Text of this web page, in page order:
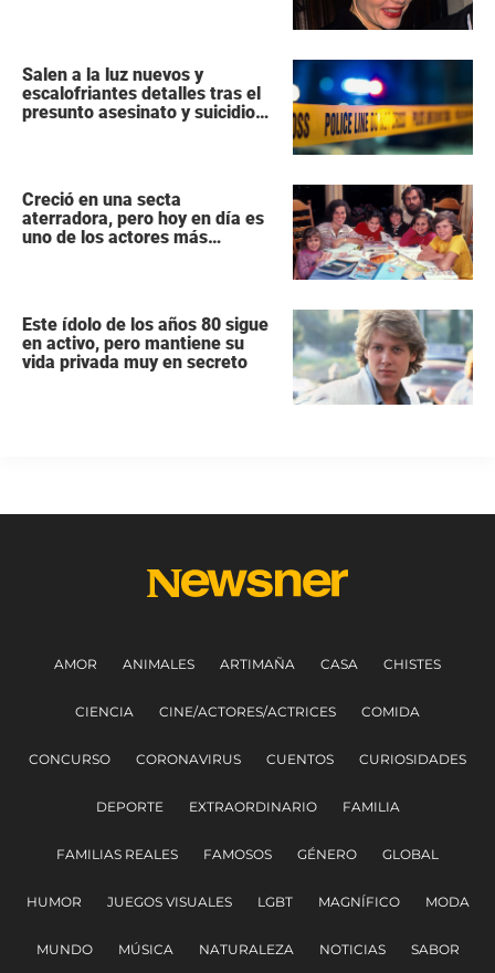
Salen a la luz nuevos y
escalofriantes detalles tras el
presunto asesinato y suicidio
Creció en una secta
aterradora, pero hoy en día es
uno de los actores más
Este ídolo de los años 80 sigue
en activo, pero mantiene su
vida privada muy en secreto
AMOR ANIMALES ARTIMAÑA CASA CHISTES
CIENCIA CINE/ACTORES/ACTRICES COMIDA
CONCURSO CORONAVIRUS CUENTOS CURIOSIDADES
DEPORTE EXTRAORDINARIO FAMILIA
FAMILIAS REALES FAMOSOS GÉNERO GLOBAL
HUMOR JUEGOS VISUALES LGBT MAGNÍFICO MODA
MUNDO MÚSICA NATURALEZA NOTICIAS SABOR